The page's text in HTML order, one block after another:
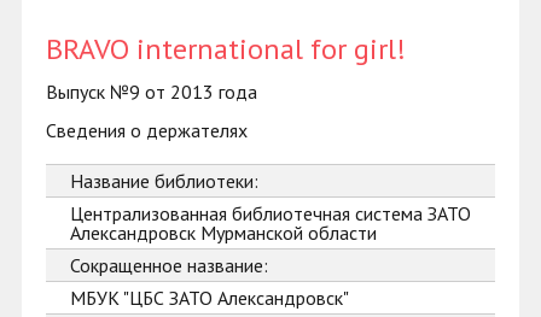
BRAVO international for girl!
Выпуск №9 от 2013 года
Сведения о держателях
Название библиотеки:
Централизованная библиотечная система ЗАТО
Александровск Мурманской области
Сокращенное название:
МБУК "ЦБС ЗАТО Александровск"